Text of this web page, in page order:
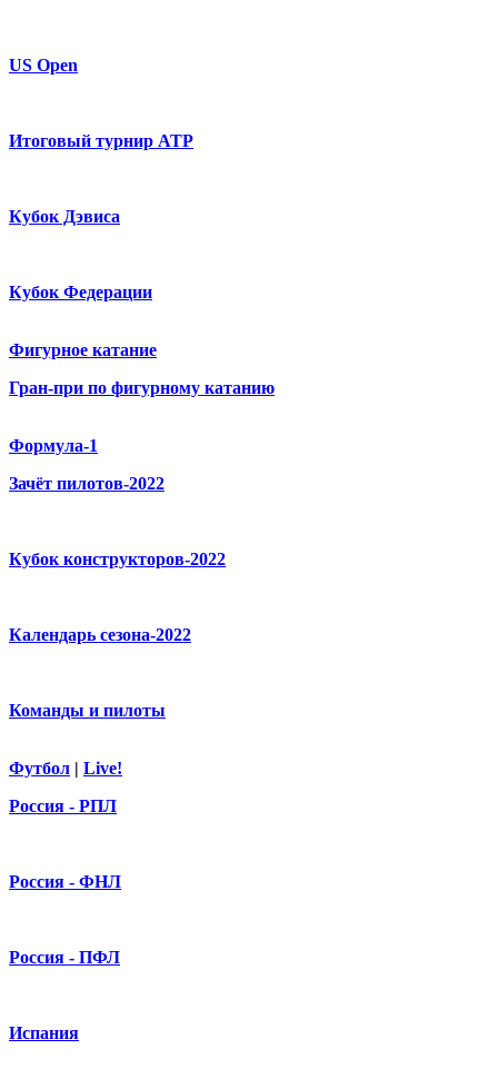
US Open
Итоговый турнир ATP
Кубок Дэвиса
Кубок Федерации
Фигурное катание
Гран-при по фигурному катанию
Формула-1
Зачёт пилотов-2022
Кубок конструкторов-2022
Календарь сезона-2022
Команды и пилоты
Футбол | Live!
Россия - РПЛ
Россия - ФНЛ
Россия - ПФЛ
Испания